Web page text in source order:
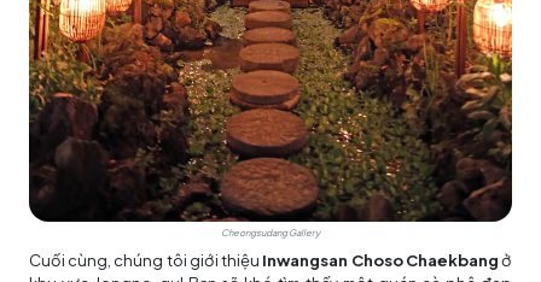
Cheongsudang Gallery
Cuối cùng, chúng tôi giới thiệu Inwangsan Choso Chaekbangở